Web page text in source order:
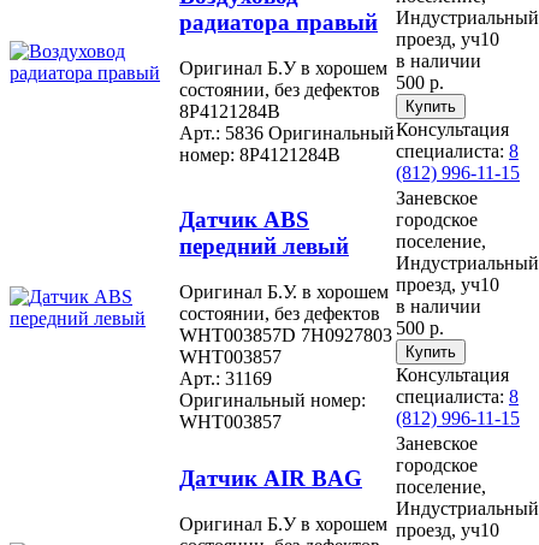
радиатора правый
Оригинал Б.У в хорошем
состоянии, без дефектов
8P4121284B
Арт.: 5836 Оригинальный
номер: 8P4121284B
Индустриальный
проезд, уч10
в наличии
500 р.
Консультация
специалиста: 8
(812) 996-11-15
Датчик ABS
передний левый
Оригинал Б.У. в хорошем
состоянии, без дефектов
WHT003857D 7H0927803
WHT003857
Арт.: 31169
Оригинальный номер:
WHT003857
Заневское
городское
поселение,
Индустриальный
проезд, уч10
в наличии
500 р.
Консультация
специалиста: 8
(812) 996-11-15
Датчик AIR BAG
Оригинал Б.У в хорошем
Заневское
городское
поселение,
Индустриальный
проезд, уч10